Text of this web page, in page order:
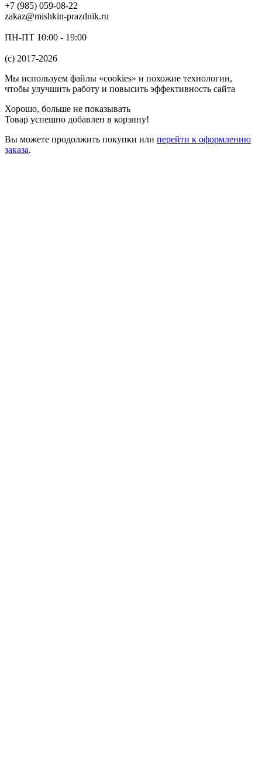
+7 (985) 059-08-22
zakaz@mishkin-prazdnik.ru
ПН-ПТ 10:00 - 19:00
(c) 2017-2026
Мы используем файлы «cookies» и похожие технологии,
чтобы улучшить работу и повысить эффективность сайта
Хорошо, больше не показывать
Товар успешно добавлен в корзину!
Вы можете продолжить покупки или перейти к оформлению
заказа.